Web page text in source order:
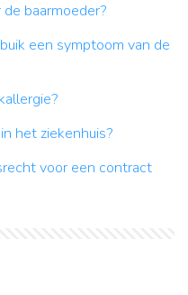
baarmoeder?
een symptoom van de
het ziekenhuis?
voor een contract